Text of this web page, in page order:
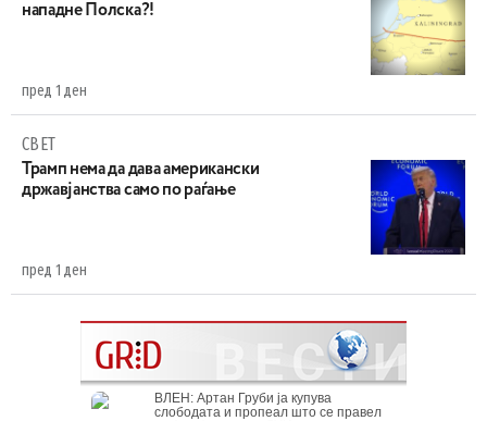
нападне Полска?!
пред 1 ден
СВЕТ
Трамп нема да дава американски
државјанства само по раѓање
пред 1 ден